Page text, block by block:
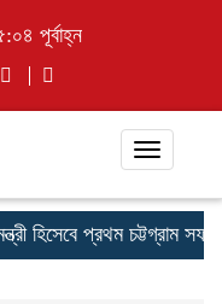
পূর্বাহ্ন
Toggle
হিসেবে প্রথম চট্টগ্রাম